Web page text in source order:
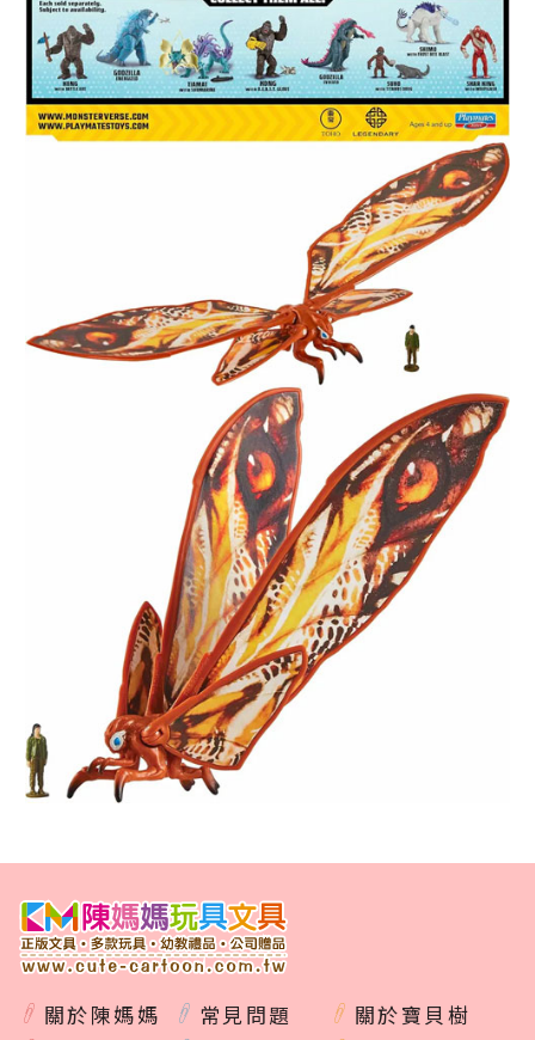
關於陳媽媽 常見問題
關於寶貝樹